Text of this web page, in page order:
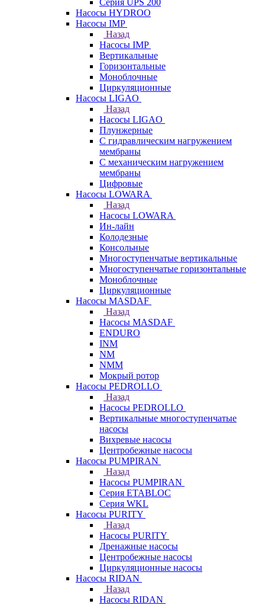
Серия UPS 200
Насосы HYDROO
Насосы IMP
Назад
Насосы IMP
Вертикальные
Горизонтальные
Моноблочные
Циркуляционные
Насосы LIGAO
Назад
Насосы LIGAO
Плунжерные
С гидравлическим нагружением
мембраны
С механическим нагружением
мембраны
Цифровые
Насосы LOWARA
Назад
Насосы LOWARA
Ин-лайн
Колодезные
Консольные
Многоступенчатые вертикальные
Многоступенчатые горизонтальные
Моноблочные
Циркуляционные
Насосы MASDAF
Назад
Насосы MASDAF
ENDURO
INM
NM
NMM
Мокрый ротор
Насосы PEDROLLO
Назад
Насосы PEDROLLO
Вертикальные многоступенчатые
насосы
Вихревые насосы
Центробежные насосы
Насосы PUMPIRAN
Назад
Насосы PUMPIRAN
Серия ETABLOC
Серия WKL
Насосы PURITY
Назад
Насосы PURITY
Дренажные насосы
Центробежные насосы
Циркуляционные насосы
Насосы RIDAN
Назад
Насосы RIDAN